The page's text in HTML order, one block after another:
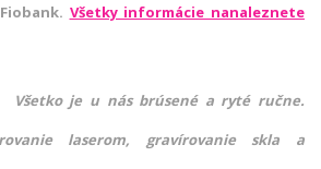
Všetky informácie nanaleznete
je u nás brúsené a ryté ručne.
laserom, gravírovanie skla a